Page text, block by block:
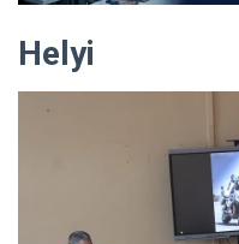
Helyi